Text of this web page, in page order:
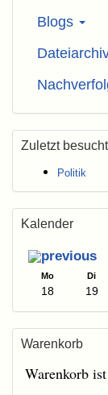
Blogs
Zuletzt besucht
Politik
Kalender
Mo Di
18 19
Warenkorb
Warenkorb